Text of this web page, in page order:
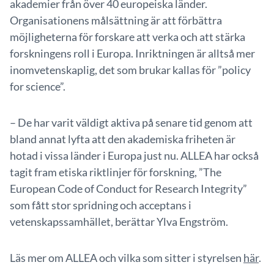
akademier från över 40 europeiska länder.
Organisationens målsättning är att förbättra
möjligheterna för forskare att verka och att stärka
forskningens roll i Europa. Inriktningen är alltså mer
inomvetenskaplig, det som brukar kallas för ”policy
for science”.
– De har varit väldigt aktiva på senare tid genom att
bland annat lyfta att den akademiska friheten är
hotad i vissa länder i Europa just nu. ALLEA har också
tagit fram etiska riktlinjer för forskning, ”The
European Code of Conduct for Research Integrity”
som fått stor spridning och acceptans i
vetenskapssamhället, berättar Ylva Engström.
Läs mer om ALLEA och vilka som sitter i styrelsen här.